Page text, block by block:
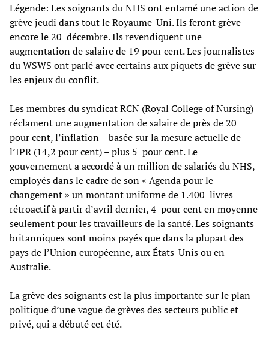
Légende: Les soignants du NHS ont entamé une action de
grève jeudi dans tout le Royaume-Uni. Ils feront grève
encore le 20 décembre. Ils revendiquent une
augmentation de salaire de 19 pour cent. Les journalistes
du WSWS ont parlé avec certains aux piquets de grève sur
les enjeux du conflit.
Les membres du syndicat RCN (Royal College of Nursing)
réclament une augmentation de salaire de près de 20
pour cent, l’inflation – basée sur la mesure actuelle de
l’IPR (14,2 pour cent) – plus 5 pour cent. Le
gouvernement a accordé à un million de salariés du NHS,
employés dans le cadre de son « Agenda pour le
changement » un montant uniforme de 1.400 livres
rétroactif à partir d’avril dernier, 4 pour cent en moyenne
seulement pour les travailleurs de la santé. Les soignants
britanniques sont moins payés que dans la plupart des
pays de l’Union européenne, aux États-Unis ou en
Australie.
La grève des soignants est la plus importante sur le plan
politique d’une vague de grèves des secteurs public et
privé, qui a débuté cet été.